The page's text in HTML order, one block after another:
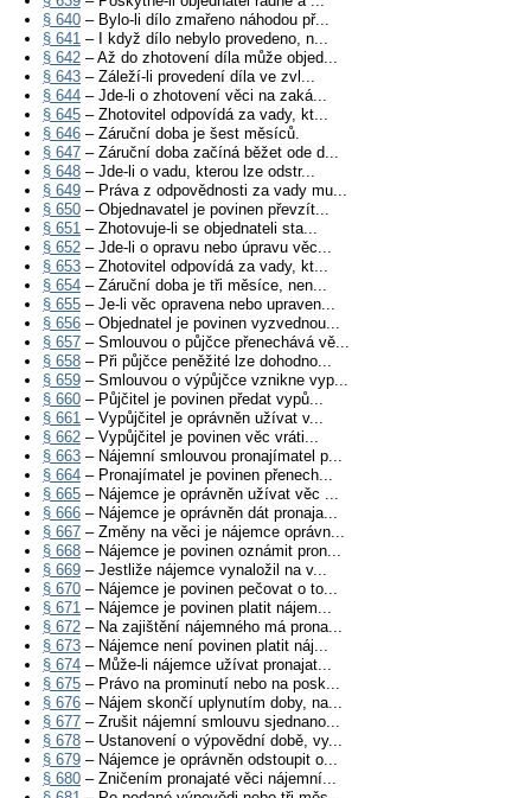
§ 640 – Bylo-li dílo zmařeno náhodou př...
§ 641 – I když dílo nebylo provedeno, n...
§ 642 – Až do zhotovení díla může objed...
§ 643 – Záleží-li provedení díla ve zvl...
§ 644 – Jde-li o zhotovení věci na zaká...
§ 645 – Zhotovitel odpovídá za vady, kt...
§ 646 – Záruční doba je šest měsíců.
§ 647 – Záruční doba začíná běžet ode d...
§ 648 – Jde-li o vadu, kterou lze odstr...
§ 649 – Práva z odpovědnosti za vady mu...
§ 650 – Objednavatel je povinen převzít...
§ 651 – Zhotovuje-li se objednateli sta...
§ 652 – Jde-li o opravu nebo úpravu věc...
§ 653 – Zhotovitel odpovídá za vady, kt...
§ 654 – Záruční doba je tři měsíce, nen...
§ 655 – Je-li věc opravena nebo upraven...
§ 656 – Objednatel je povinen vyzvednou...
§ 657 – Smlouvou o půjčce přenechává vě...
§ 658 – Při půjčce peněžité lze dohodno...
§ 659 – Smlouvou o výpůjčce vznikne vyp...
§ 660 – Půjčitel je povinen předat vypů...
§ 661 – Vypůjčitel je oprávněn užívat v...
§ 662 – Vypůjčitel je povinen věc vráti...
§ 663 – Nájemní smlouvou pronajímatel p...
§ 664 – Pronajímatel je povinen přenech...
§ 665 – Nájemce je oprávněn užívat věc ...
§ 666 – Nájemce je oprávněn dát pronaja...
§ 667 – Změny na věci je nájemce oprávn...
§ 668 – Nájemce je povinen oznámit pron...
§ 669 – Jestliže nájemce vynaložil na v...
§ 670 – Nájemce je povinen pečovat o to...
§ 671 – Nájemce je povinen platit nájem...
§ 672 – Na zajištění nájemného má prona...
§ 673 – Nájemce není povinen platit náj...
§ 674 – Může-li nájemce užívat pronajat...
§ 675 – Právo na prominutí nebo na posk...
§ 676 – Nájem skončí uplynutím doby, na...
§ 677 – Zrušit nájemní smlouvu sjednano...
§ 678 – Ustanovení o výpovědní době, vy...
§ 679 – Nájemce je oprávněn odstoupit o...
§ 680 – Zničením pronajaté věci nájemní...